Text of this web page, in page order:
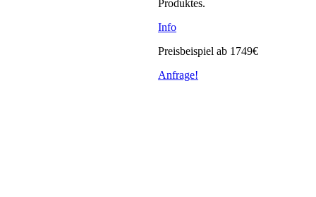
Produktes.
Info
Preisbeispiel ab 1749€
Anfrage!